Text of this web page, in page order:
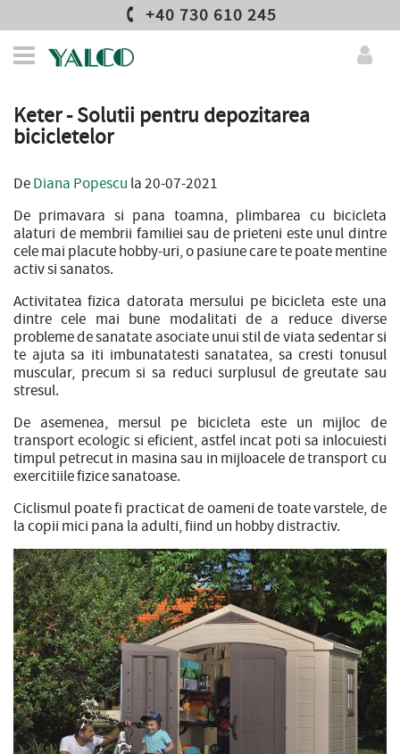
+40 730 610 245
Keter - Solutii pentru depozitarea
bicicletelor
DeDiana Popescu la 20-07-2021
De primavara si pana toamna, plimbarea cu bicicleta
alaturi de membrii familiei sau de prieteni este unul dintre
cele mai placute hobby-uri, o pasiune care te poate mentine
activ si sanatos.
Activitatea fizica datorata mersului pe bicicleta este una
dintre cele mai bune modalitati de a reduce diverse
probleme de sanatate asociate unui stil de viata sedentar si
te ajuta sa iti imbunatatesti sanatatea, sa cresti tonusul
muscular, precum si sa reduci surplusul de greutate sau
stresul.
De asemenea, mersul pe bicicleta este un mijloc de
transport ecologic si eficient, astfel incat poti sa inlocuiesti
timpul petrecut in masina sau in mijloacele de transport cu
exercitiile fizice sanatoase.
Ciclismul poate fi practicat de oameni de toate varstele, de
la copii mici pana la adulti, fiind un hobby distractiv.